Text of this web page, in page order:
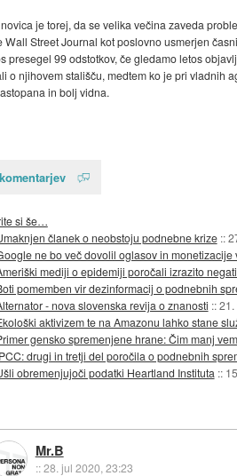
je torej, da se velika večina zaveda
Wall Street Journal kot poslovno usmerjen
presegel 99 odstotkov, če gledamo letos
o njihovem stališču, medtem ko je pri vladnih
in bolj vidna.
si še…
članek o neobstoju podnebne krize ::
ne bo več dovolil oglasov in
mediji o epidemiji poročali izrazito
pomemben vir dezinformacij o podnebnih
- nova slovenska revija o znanosti ::21.
aktivizem te na Amazonu lahko stane
gensko spremenjene hrane: Čim manj
drugi in tretji del poročila o podnebnih
obremenjujoči podatki Heartland Instituta ::
Mr.B
::28. jul 2020, 23:23